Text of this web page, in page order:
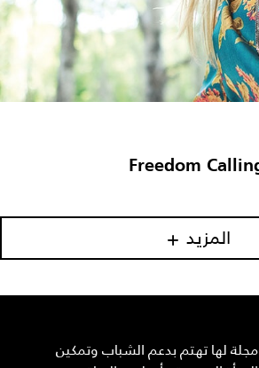
المزيد
مجلة لها تهتم بدعم الشباب وتمكين